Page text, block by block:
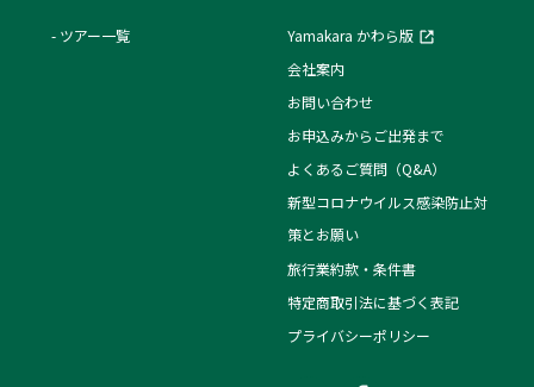
ツアー一覧
Yamakara かわら版
会社案内
お問い合わせ
お申込みからご出発まで
よくあるご質問（Q&A）
新型コロナウイルス感染防止対
策とお願い
旅行業約款・条件書
特定商取引法に基づく表記
プライバシーポリシー